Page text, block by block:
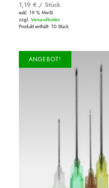
1,19 € / Stück
exkl. 19 % MwSt.
zzgl. Versandkosten
Produkt enthält: 10 Stück
ANGEBOT!